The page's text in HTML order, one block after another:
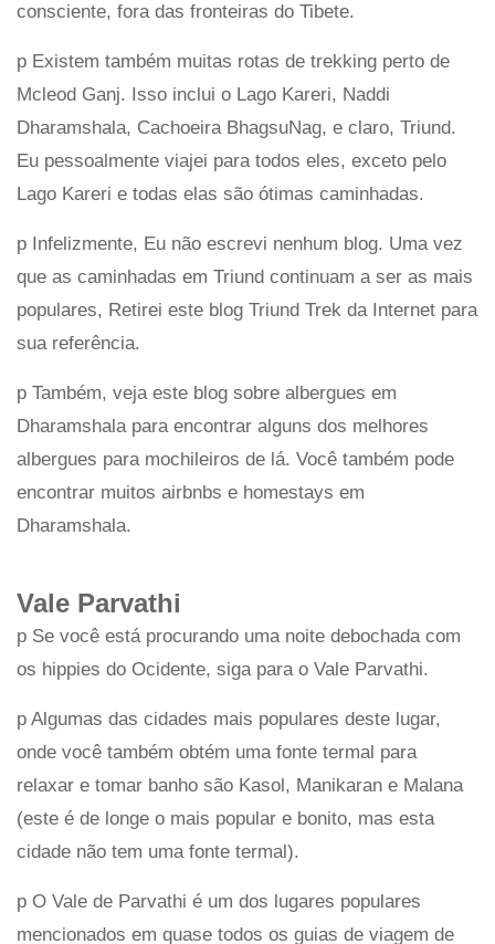
consciente, fora das fronteiras do Tibete.
p Existem também muitas rotas de trekking perto de
Mcleod Ganj. Isso inclui o Lago Kareri, Naddi
Dharamshala, Cachoeira BhagsuNag, e claro, Triund.
Eu pessoalmente viajei para todos eles, exceto pelo
Lago Kareri e todas elas são ótimas caminhadas.
p Infelizmente, Eu não escrevi nenhum blog. Uma vez
que as caminhadas em Triund continuam a ser as mais
populares, Retirei este blog Triund Trek da Internet para
sua referência.
p Também, veja este blog sobre albergues em
Dharamshala para encontrar alguns dos melhores
albergues para mochileiros de lá. Você também pode
encontrar muitos airbnbs e homestays em
Dharamshala.
Vale Parvathi
p Se você está procurando uma noite debochada com
os hippies do Ocidente, siga para o Vale Parvathi.
p Algumas das cidades mais populares deste lugar,
onde você também obtém uma fonte termal para
relaxar e tomar banho são Kasol, Manikaran e Malana
(este é de longe o mais popular e bonito, mas esta
cidade não tem uma fonte termal).
p O Vale de Parvathi é um dos lugares populares
mencionados em quase todos os guias de viagem de